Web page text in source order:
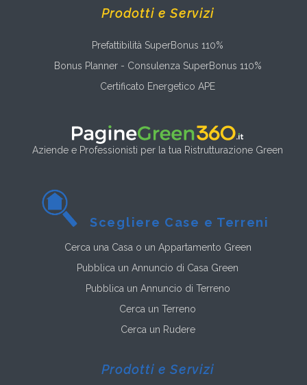
Prodotti e Servizi
Prefattibilità SuperBonus 110%
Bonus Planner - Consulenza SuperBonus 110%
Certificato Energetico APE
Aziende e Professionisti per la tua Ristrutturazione Green
Scegliere Case e Terreni
Cerca una Casa o un Appartamento Green
Pubblica un Annuncio di Casa Green
Pubblica un Annuncio di Terreno
Cerca un Terreno
Cerca un Rudere
Prodotti e Servizi